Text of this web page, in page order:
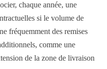
chaque année, une
si le volume de
fréquemment des remises
comme une
de la zone de livraison